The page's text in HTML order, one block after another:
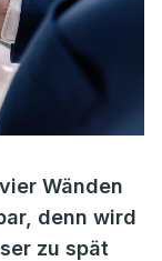
Wänden
denn wird
zu spät